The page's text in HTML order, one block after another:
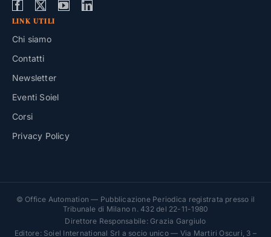
LINK UTILI
Chi siamo
Contatti
Newsletter
Eventi Soiel
Corsi
Privacy Policy
© Office Automation — Pubblicazione Periodica registrata presso il
Tribunale di Milano n. 432 del 22-11-1980
Direttore Responsabile: Grazia Gargiulo
Editore: Soiel International Srl a socio unico — Via Martiri Oscuri, 3 –